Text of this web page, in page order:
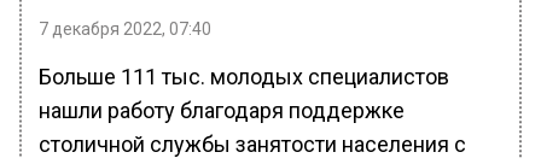
7 декабря 2022, 07:40
Больше 111 тыс. молодых специалистов
нашли работу благодаря поддержке
столичной службы занятости населения с